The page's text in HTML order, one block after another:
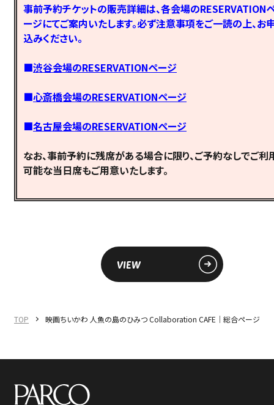
事前予約チケットの販売詳細は、各会場のRESERVATION
ージにてご案内いたします。必ず注意事項をご一読の上、お
込みください。
■渋谷会場のRESERVATIONページ
■心斎橋会場のRESERVATIONページ
■名古屋会場のRESERVATIONページ
なお、事前予約に残席がある場合に限り、ご予約なしでご利
可能な当日席もご用意いたします。
VIEW
TOP 映画ちいかわ 人魚の島のひみつ Collaboration CAFE｜総合ページ